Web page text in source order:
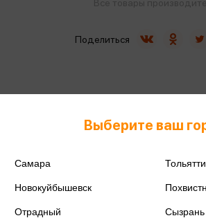
Поделиться
Выберите ваш
Самара Тольятти
Новокуйбышевск
Отрадный Сызрань